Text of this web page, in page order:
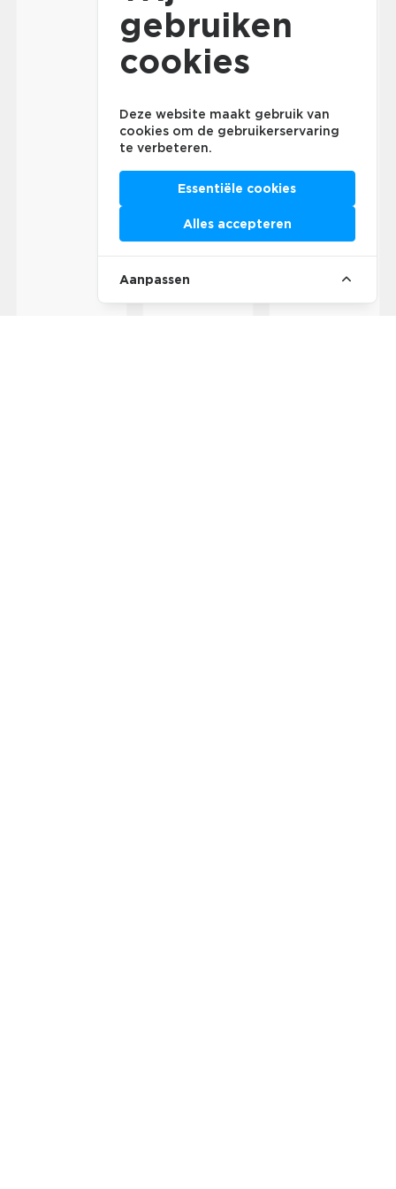
gebruiken
cookies
Deze website maakt gebruik van
cookies om de gebruikerservaring
te verbeteren.
Essentiële cookies
Alles accepteren
Aanpassen